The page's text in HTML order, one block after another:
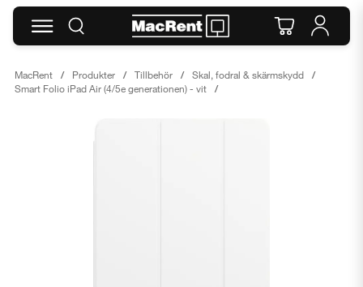
MacRent Produkter Tillbehör
Skal, fodral & skärmskydd
Smart Folio iPad Air (4/5e generationen) - vit